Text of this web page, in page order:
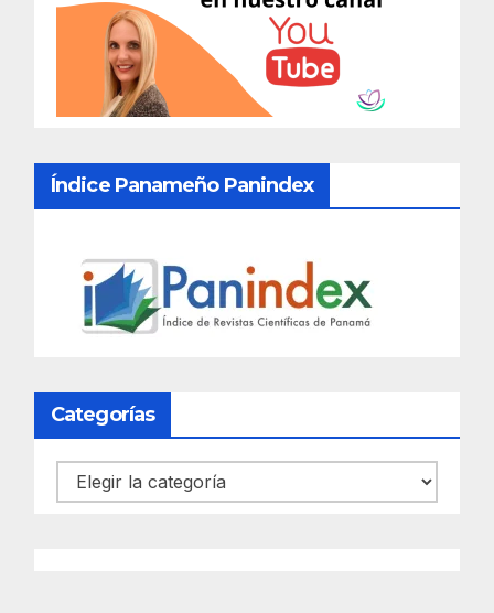
Índice Panameño Panindex
Categorías
Categorías